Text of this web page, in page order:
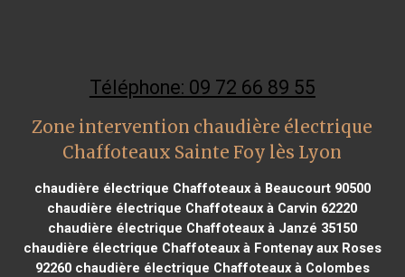
Téléphone: 09 72 66 89 55
Zone intervention chaudière électrique
Chaffoteaux Sainte Foy lès Lyon
chaudière électrique Chaffoteaux à Beaucourt 90500
chaudière électrique Chaffoteaux à Carvin 62220
chaudière électrique Chaffoteaux à Janzé 35150
chaudière électrique Chaffoteaux à Fontenay aux Roses
92260chaudière électrique Chaffoteaux à Colombes